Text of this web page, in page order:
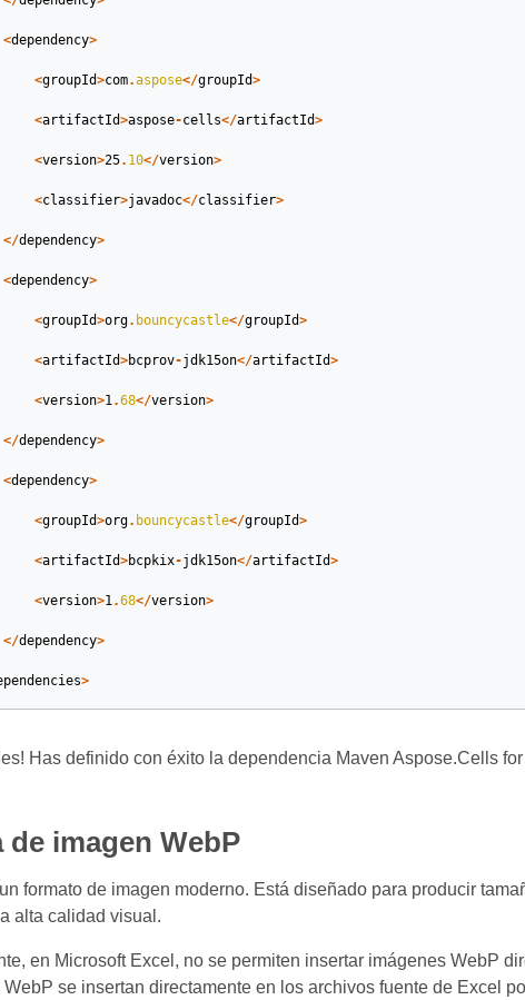
<dependency>
<groupId>com.aspose</groupId>
<artifactId>aspose-cells</artifactId>
<version>25. 10</version>
<classifier>javadoc</classifier>
</dependency>
<dependency>
<groupId>org. bouncycastle</groupId>
<artifactId>bcprov-jdk15on</artifactId>
<version>1.68</version>
</dependency>
<dependency>
<groupId>org. bouncycastle</groupId>
<artifactId>bcpkix-jdk15on</artifactId>
<version>1.68</version>
</dependency>
>
Has definido con éxito la dependencia Maven Aspose.Cells
de imagen WebP
formato de imagen moderno. Está diseñado para producir
alta calidad visual.
en Microsoft Excel, no se permiten insertar imágenes WebP
WebP se insertan directamente en los archivos fuente de Excel